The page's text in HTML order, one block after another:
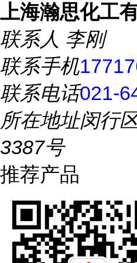
上海瀚思化工
联系人 李刚
联系手机
联系电话021-
所在地址闵行
3387号
推荐产品